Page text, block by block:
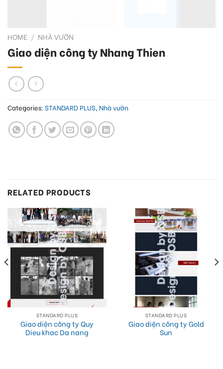
HOME / NHÀ VƯỜN
Giao diện công ty Nhang Thien
Categories: STANDARD PLUS, Nhà vườn
RELATED PRODUCTS
STANDARD PLUS
Giao diện công ty Quy
Dieu khac Da nang
STANDARD PLUS
Giao diện công ty Gold
Sun